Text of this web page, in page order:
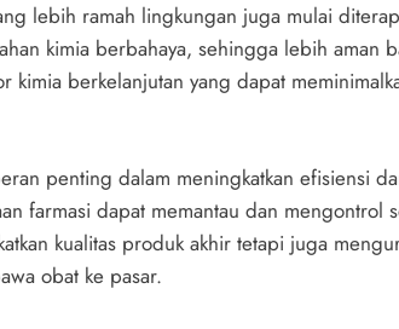
lebih ramah lingkungan juga mulai
kimia berbahaya, sehingga lebih aman
kimia berkelanjutan yang dapat
penting dalam meningkatkan efisiensi
farmasi dapat memantau dan mengontrol
kualitas produk akhir tetapi juga
obat ke pasar.